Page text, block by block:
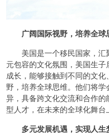
广阔国际视野，培养全球
美国是一个移民国家，汇
元包容的文化氛围，美国生
成长，能够接触到不同的文
野，培养全球思维。他们将
异，具备跨文化交流和合作
型人才，在未来的全球化舞台
多元发展机遇，实现人生